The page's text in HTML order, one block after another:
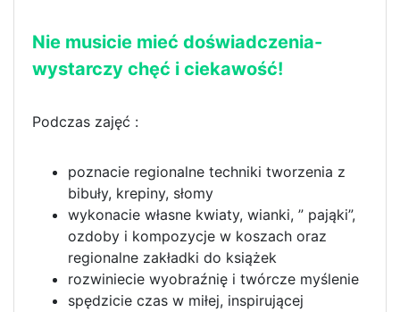
Nie musicie mieć doświadczenia-
wystarczy chęć i ciekawość!
Podczas zajęć :
poznacie regionalne techniki tworzenia z
bibuły, krepiny, słomy
wykonacie własne kwiaty, wianki, ” pająki”,
ozdoby i kompozycje w koszach oraz
regionalne zakładki do książek
rozwiniecie wyobraźnię i twórcze myślenie
spędzicie czas w miłej, inspirującej